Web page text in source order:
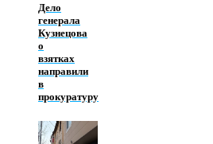
Дело
генерала
Кузнецова
о
взятках
направили
в
прокуратуру